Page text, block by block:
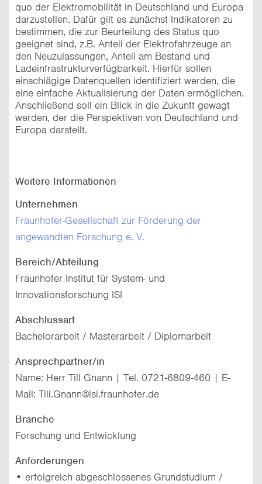
quo der Elektromobilität in Deutschland und Europa
darzustellen. Dafür gilt es zunächst Indikatoren zu
bestimmen, die zur Beurteilung des Status quo
geeignet sind, z.B. Anteil der Elektrofahrzeuge an
den Neuzulassungen, Anteil am Bestand und
Ladeinfrastrukturverfügbarkeit. Hierfür sollen
einschlägige Datenquellen identifiziert werden, die
eine einfache Aktualisierung der Daten ermöglichen.
Anschließend soll ein Blick in die Zukunft gewagt
werden, der die Perspektiven von Deutschland und
Europa darstellt.
Weitere Informationen
Unternehmen
Fraunhofer-Gesellschaft zur Förderung der
angewandten Forschung e. V.
Bereich/Abteilung
Fraunhofer Institut für System- und
Innovationsforschung ISI
Abschlussart
Bachelorarbeit / Masterarbeit / Diplomarbeit
Ansprechpartner/in
Name: Herr Till Gnann | Tel. 0721-6809-460 | E-
Mail: Till.Gnann@isi.fraunhofer.de
Branche
Forschung und Entwicklung
Anforderungen
• erfolgreich abgeschlossenes Grundstudium /